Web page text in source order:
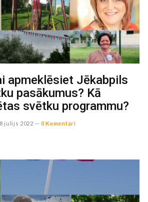
apmeklēsiet Jēkabpils
pasākumus? Kā
svētku programmu?
julijs 2022 -- 0 Komentāri